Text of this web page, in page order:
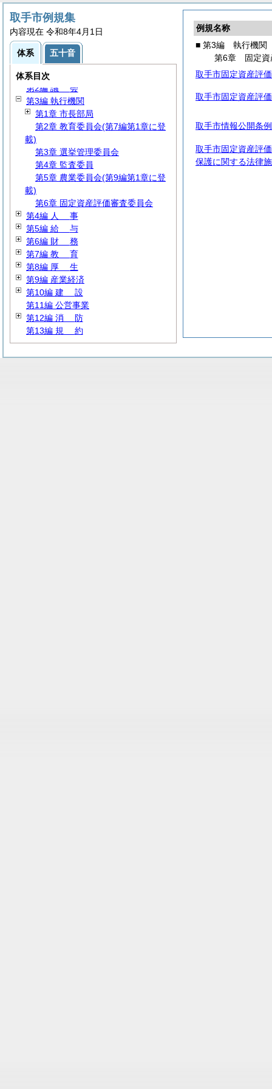
例規名称
■ 第3編 執行機関
第6章 固定資
取手市固定資産評
取手市固定資産評
取手市情報公開条
取手市固定資産評
保護に関する法律
取手市例規集
内容現在 令和8年4月1日
体系 五十音
体系目次
第1編
第2編 議 会
第3編 執行機関
第1章 市長部局
第2章 教育委員会(第7編第1章に登
載)
第3章 選挙管理委員会
第4章 監査委員
第5章 農業委員会(第9編第1章に登
載)
第6章 固定資産評価審査委員会
第4編 人 事
第5編 給 与
第6編 財 務
第7編 教 育
第8編 厚 生
第9編 産業経済
第10編 建 設
第11編 公営事業
第12編 消 防
第13編 規 約